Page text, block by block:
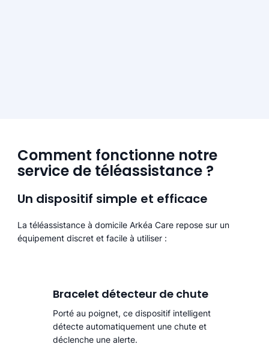
Comment fonctionne notre
service de téléassistance ?
Un dispositif simple et efficace
La téléassistance à domicile Arkéa Care repose sur un
équipement discret et facile à utiliser :
Bracelet détecteur de chute
Porté au poignet, ce dispositif intelligent
détecte automatiquement une chute et
déclenche une alerte.​